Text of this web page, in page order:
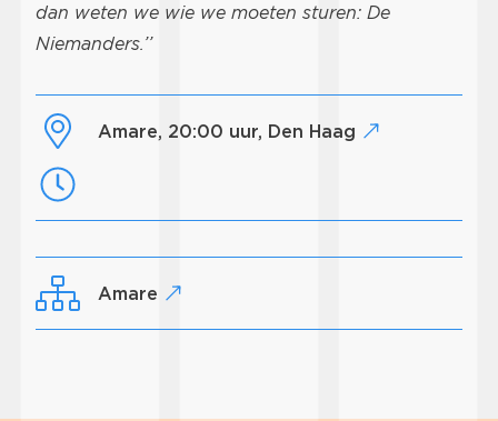
dan weten we wie we moeten sturen: De
Niemanders.’’
Amare, 20:00 uur, Den Haag
Amare